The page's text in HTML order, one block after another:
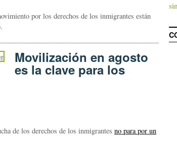
por los derechos de los inmigrantes están
Movilización en agosto
es la clave para los
de los derechos de los inmigrantes no para por un